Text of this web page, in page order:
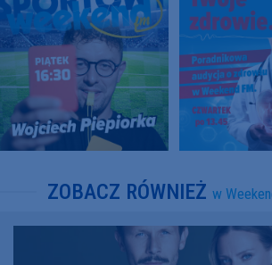
ZOBACZ RÓWNIEŻ w